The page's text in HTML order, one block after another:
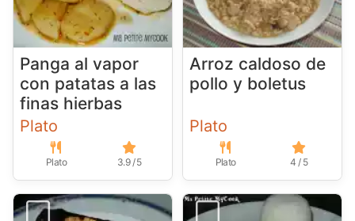
Panga al vapor
con patatas a las
finas hierbas
Plato
Plato 3.9 / 5
Arroz caldoso de
pollo y boletus
Plato
Plato 4 / 5